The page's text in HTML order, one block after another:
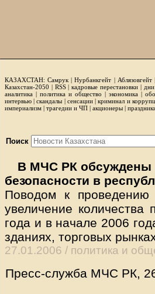
КАЗАХСТАН: Самрук |Нурбанкгейт | Аблязовгейт
Казахстан-2050 | RSS|кадровые перестановки|
аналитика | политика и общество | экономика |
интервью |скандалы | сенсации|криминал и
империализм | трагедии и ЧП | акционеры |
Поиск
В МЧС РК обсуждены
безопасности в
Поводом к проведению
увеличение количества
года и в начале 2006
зданиях, торговых
27.01.2006 / политика и
Пресс-служба МЧС РК,